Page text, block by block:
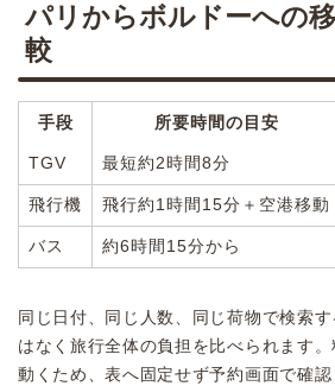
パリからボルドーへの
較
手段 所要時間の目安
TGV 最短約2時間8分
飛行機 飛行約1時間15分＋空港移動
バス 約6時間15分から
同じ日付、同じ人数、同じ荷物で検索
はなく旅行全体の負担を比べられます
動くため、表へ固定せず予約画面で確認